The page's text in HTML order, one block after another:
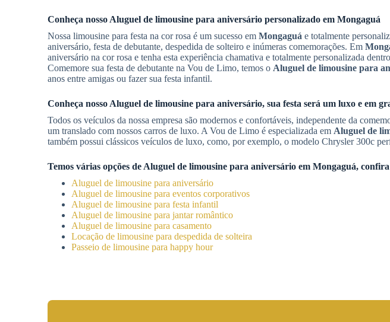
Conheça nosso Aluguel de limousine para aniversário personalizado em Mongaguá
Nossa limousine para festa na cor rosa é um sucesso em Mongaguá e totalmente
aniversário, festa de debutante, despedida de solteiro e inúmeras comemorações. Em
aniversário na cor rosa e tenha esta experiência chamativa e totalmente personalizada
Comemore sua festa de debutante na Vou de Limo, temos o Aluguel de limousine para
anos entre amigas ou fazer sua festa infantil.
Conheça nosso Aluguel de limousine para aniversário, sua festa será um luxo e em
Todos os veículos da nossa empresa são modernos e confortáveis, independente da
um translado com nossos carros de luxo. A Vou de Limo é especializada em Aluguel de
também possui clássicos veículos de luxo, como, por exemplo, o modelo Chrysler 300c
Temos várias opções de Aluguel de limousine para aniversário em Mongaguá,
Aluguel de limousine para aniversário
Aluguel de limousine para eventos corporativos
Aluguel de limousine para festa infantil
Aluguel de limousine para jantar romântico
Aluguel de limousine para casamento
Locação de limousine para despedida de solteira
Passeio de limousine para happy hour